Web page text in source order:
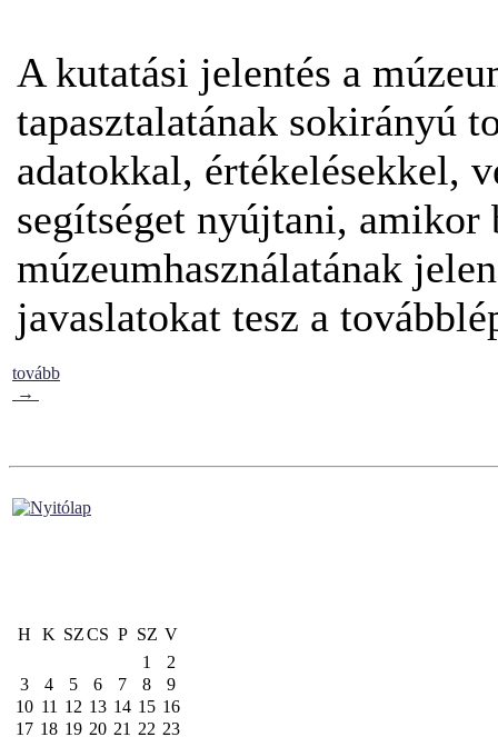
A kutatási jelentés a
tapasztalatának sokirányú
adatokkal, értékelésekkel,
segítséget nyújtani, amikor
múzeumhasználatának
javaslatokat tesz a
tovább
→
H K SZCS P SZ V
1
2
3
4 5 6 7 8
9
10 11 12 13 14 15 16
17 18 19 20 21 22 23